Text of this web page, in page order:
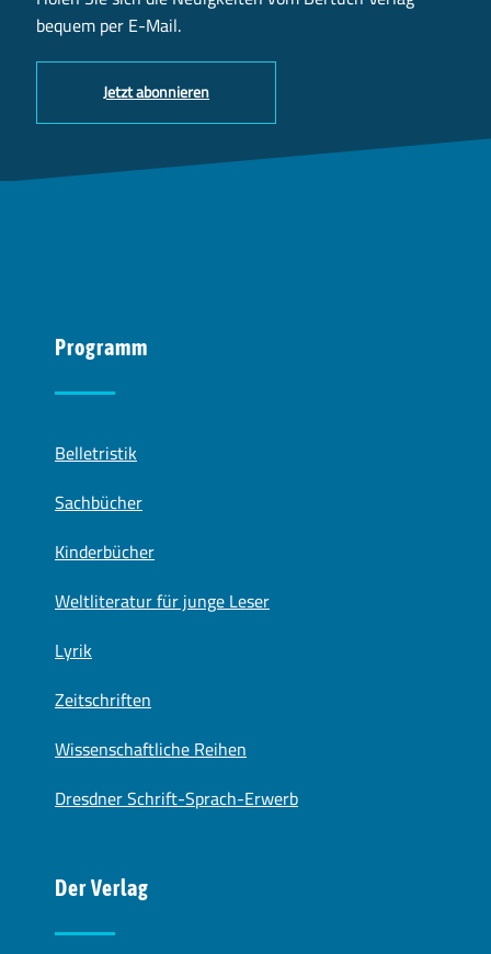
bequem per E-Mail.
Jetzt abonnieren
Programm
Belletristik
Sachbücher
Kinderbücher
Weltliteratur für junge Leser
Lyrik
Zeitschriften
Wissenschaftliche Reihen
Dresdner Schrift-Sprach-Erwerb
Der Verlag